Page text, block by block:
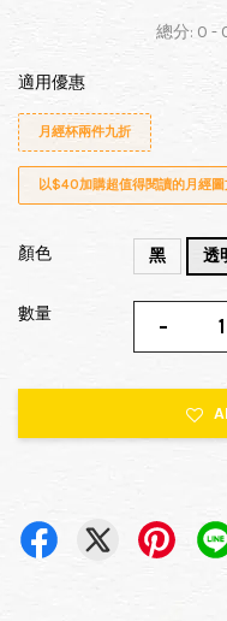
總分: 0 -
適用優惠
月經杯兩件九折
以$40加購超值得閱讀的月經
顏色 黑 透
數量 -